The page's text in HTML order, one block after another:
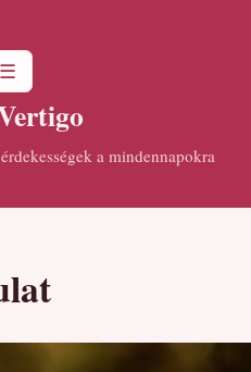
☰
a mindennapokra